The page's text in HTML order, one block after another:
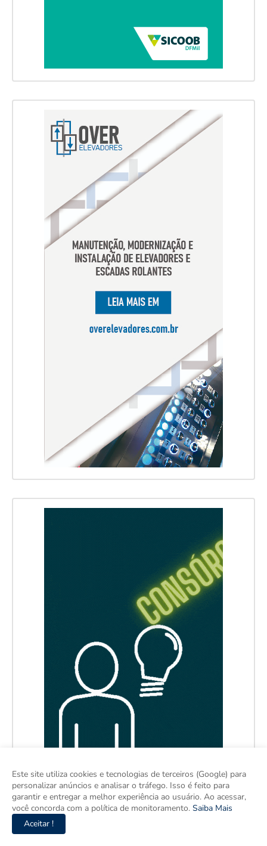
Este site utiliza cookies e tecnologias de terceiros (Google) para
personalizar anúncios e analisar o tráfego. Isso é feito para
garantir e entregar a melhor experiência ao usuário. Ao acessar,
você concorda com a política de monitoramento. Saiba Mais
Aceitar !